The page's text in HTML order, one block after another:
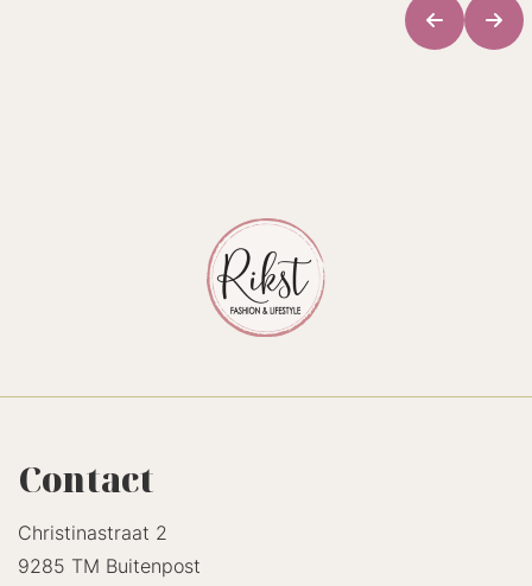
Contact
Christinastraat 2
9285 TM Buitenpost